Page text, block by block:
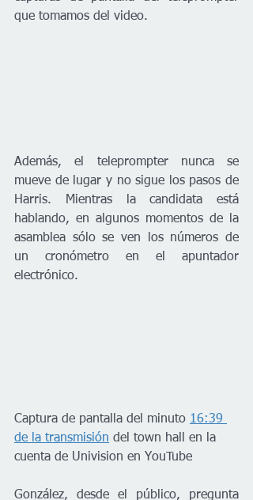
que tomamos del video.
Además, el teleprompter nunca se
mueve de lugar y no sigue los pasos de
Harris. Mientras la candidata está
hablando, en algunos momentos de la
asamblea sólo se ven los números de
un cronómetro en el apuntador
electrónico.
Captura de pantalla del minuto 16:39
de la transmisión del town hall en la
cuenta de Univision en YouTube
González, desde el público, pregunta